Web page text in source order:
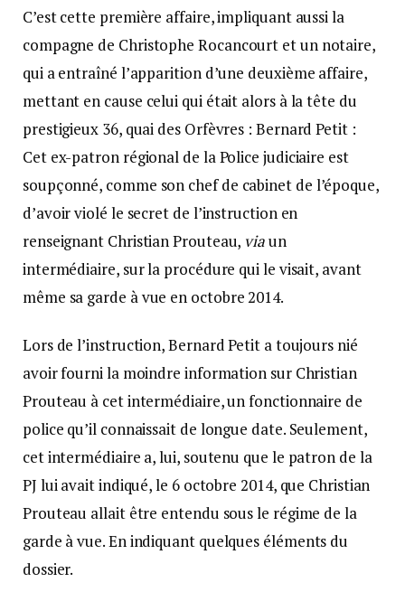
C’est cette première affaire, impliquant aussi la
compagne de Christophe Rocancourt et un notaire,
qui a entraîné l’apparition d’une deuxième affaire,
mettant en cause celui qui était alors à la tête du
prestigieux 36, quai des Orfèvres : Bernard Petit :
Cet ex-patron régional de la Police judiciaire est
soupçonné, comme son chef de cabinet de l’époque,
d’avoir violé le secret de l’instruction en
renseignant Christian Prouteau, viaun
intermédiaire, sur la procédure qui le visait, avant
même sa garde à vue en octobre 2014.
Lors de l’instruction, Bernard Petit a toujours nié
avoir fourni la moindre information sur Christian
Prouteau à cet intermédiaire, un fonctionnaire de
police qu’il connaissait de longue date. Seulement,
cet intermédiaire a, lui, soutenu que le patron de la
PJ lui avait indiqué, le 6 octobre 2014, que Christian
Prouteau allait être entendu sous le régime de la
garde à vue. En indiquant quelques éléments du
dossier.